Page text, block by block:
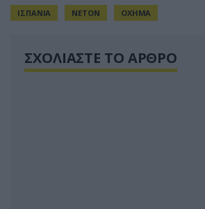
ΙΣΠΑΝΙΑ ΝΕΤΟΝ ΟΧΗΜΑ
ΣΧΟΛΙΑΣΤΕ ΤΟ ΑΡΘΡΟ